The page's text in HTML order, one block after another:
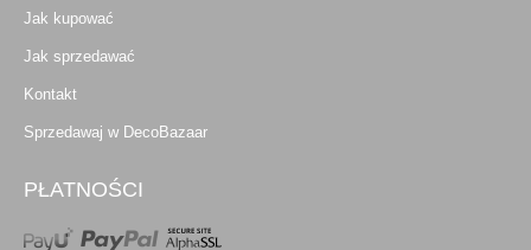
Jak kupować
Jak sprzedawać
Kontakt
Sprzedawaj w DecoBazaar
PŁATNOŚCI